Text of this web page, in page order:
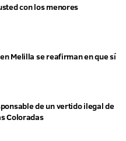
con los menores
Melilla se reafirman en que sí
de un vertido ilegal de
Coloradas